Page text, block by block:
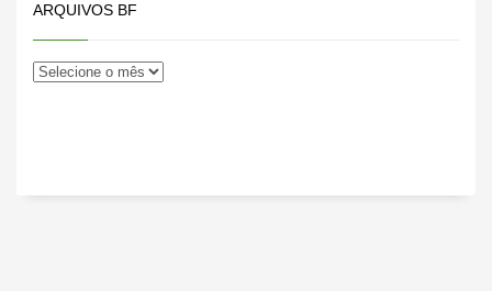
ARQUIVOS BF